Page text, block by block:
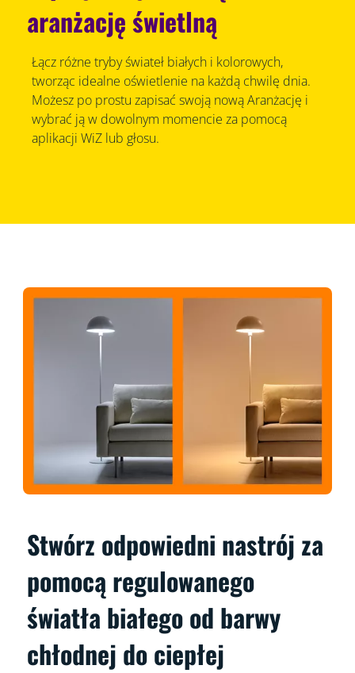
aranżację świetlną
Łącz różne tryby świateł białych i kolorowych,
tworząc idealne oświetlenie na każdą chwilę dnia.
Możesz po prostu zapisać swoją nową Aranżację i
wybrać ją w dowolnym momencie za pomocą
aplikacji WiZ lub głosu.
Stwórz odpowiedni nastrój za
pomocą regulowanego
światła białego od barwy
chłodnej do ciepłej